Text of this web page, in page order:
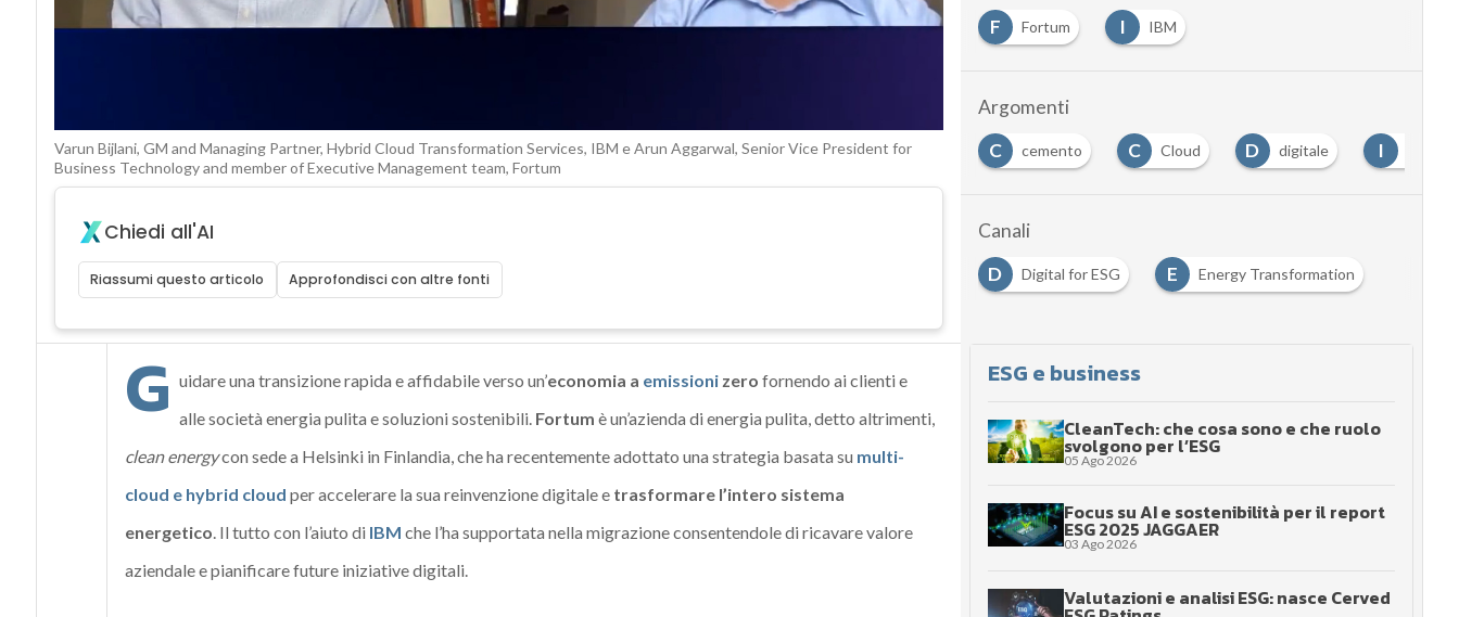
Varun Bijlani, GM and Managing Partner, Hybrid Cloud Transformation Services, IBM e Arun Aggarwal, Senior Vice President for
Business Technology and member of Executive Management team, Fortum
Chiedi all'AI
Riassumi questo articolo Approfondisci con altre fonti
G uidare una transizione rapida e affidabile verso un’economia a emissionizero fornendo ai clienti e
alle società energia pulita e soluzioni sostenibili. Fortum è un’azienda di energia pulita, detto altrimenti,
clean energycon sede a Helsinki in Finlandia, cheha recentemente adottato una strategia basata su multi-
cloud e hybrid cloud per accelerare la sua reinvenzione digitale etrasformare l’intero sistema
energetico. Il tutto con l’aiuto di IBM che l’ha supportata nella migrazione consentendole di ricavare valore
aziendale e pianificare future iniziative digitali.
F
Fortum I IBM
Argomenti
C
carbone C cemento C Cloud D digitale I
Canali
D
Digital for ESG E Energy Transformation
ESG e business
CleanTech: che cosa sono e che ruolo
svolgono per l’ESG
05 Ago 2026
Focus su AI e sostenibilità per il report
ESG 2025 JAGGAER
03 Ago 2026
Valutazioni e analisi ESG: nasce Cerved